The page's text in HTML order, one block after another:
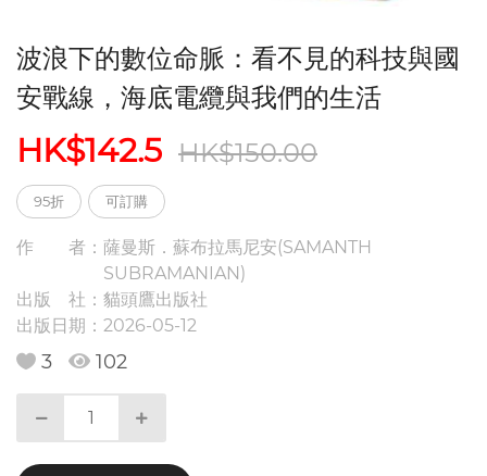
波浪下的數位命脈：看不見的科技與國
安戰線，海底電纜與我們的生活
HK$142.5 HK$150.00
95折 可訂購
作 者： 薩曼斯．蘇布拉馬尼安(SAMANTH
SUBRAMANIAN)
出版 社： 貓頭鷹出版社
出版日期： 2026-05-12
3 102